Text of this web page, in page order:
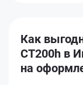
Как
CT200h в
на